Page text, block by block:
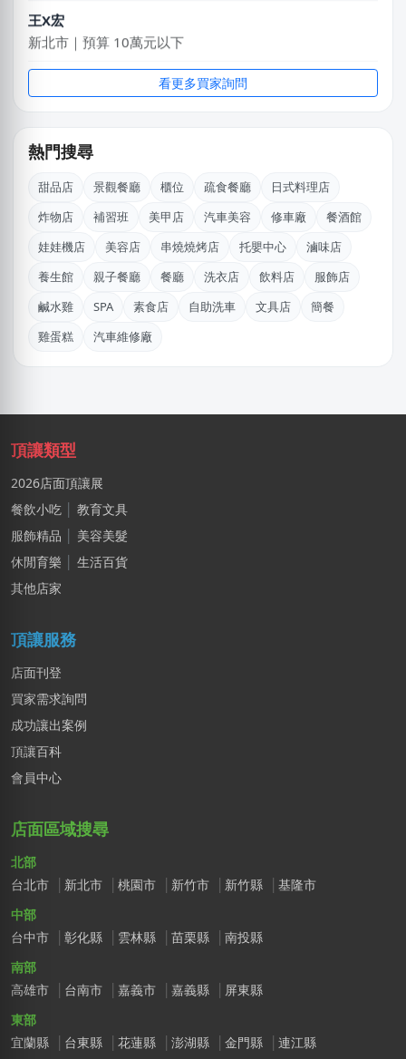
王X宏
新北市｜預算 10萬元以下
徐X
台北市｜預算 10萬元以下
台北市｜預算 50萬~100萬元
徐X維
桃園市｜預算 10萬~30萬元
傑X
台中市｜預算 50萬~100萬元
桃園市｜預算 10萬元以下
徐X生
高雄市｜預算 10萬元以下
王X宏
新北市｜預算 10萬元以下
徐X
台北市｜預算 10萬元以下
台北市｜預算 50萬~100萬元
看更多買家詢問
熱門搜尋
甜品店 景觀餐廳 櫃位 疏食餐廳
日式料理店
炸物店
補習班 美甲店 汽車美容 修車廠
餐酒館
娃娃機店
美容店 串燒燒烤店 托嬰中心
滷味店
養生館
親子餐廳 餐廳 洗衣店 飲料店
服飾店
鹹水雞
SPA 素食店 自助洗車 文具店
簡餐
雞蛋糕
汽車維修廠
頂讓類型
2026店面頂讓展
餐飲小吃
教育文具
服飾精品
美容美髮
休閒育樂
生活百貨
其他店家
頂讓服務
店面刊登
買家需求詢問
成功讓出案例
頂讓百科
會員中心
店面區域搜尋
北部
台北市
新北市 桃園市 新竹市 新竹縣
基隆市
中部
台中市
彰化縣 雲林縣 苗栗縣
南投縣
南部
高雄市
台南市 嘉義市 嘉義縣
屏東縣
東部
宜蘭縣
台東縣 花蓮縣 澎湖縣 金門縣 連江縣